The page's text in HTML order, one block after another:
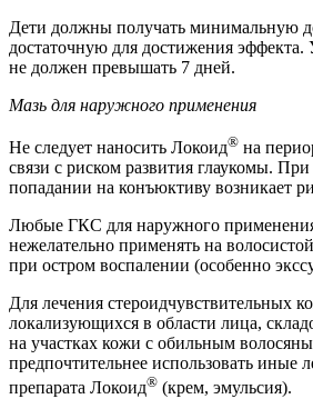
Дети должны получать минимальную
достаточную для достижения эффекта.
не должен превышать 7 дней.
Мазь для наружного применения
Не следует наносить Локоид® на
связи с риском развития глаукомы.
попадании на конъюктиву возникает
Любые ГКС для наружного
нежелательно применять на
при остром воспалении (особенно
Для лечения стероидчувствительных
локализующихся в области лица,
на участках кожи с обильным
предпочтительнее использовать иные
препарата Локоид® (крем, эмульсия).